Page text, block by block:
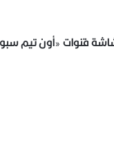
قنوات «أون تيم